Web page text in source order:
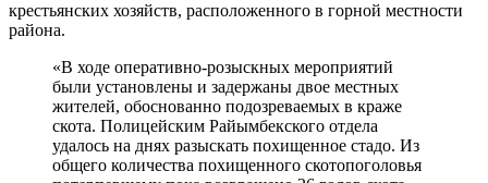
крестьянских хозяйств, расположенного в горной местности
района.
«В ходе оперативно-розыскных мероприятий
были установлены и задержаны двое местных
жителей, обоснованно подозреваемых в краже
скота. Полицейским Райымбекского отдела
удалось на днях разыскать похищенное стадо. Из
общего количества похищенного скотопоголовья